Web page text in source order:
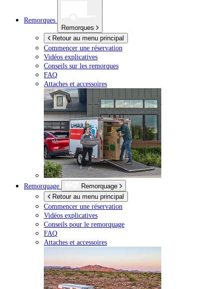
Remorques
Remorques
Retour au menu principal
Commencer une réservation
Vidéos explicatives
Conseils sur les remorques
FAQ
Attaches et accessoires
Remorquage
Remorquage
Retour au menu principal
Commencer une réservation
Vidéos explicatives
Conseils pour le remorquage
FAQ
Attaches et accessoires